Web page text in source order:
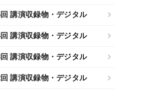
講演収録物・デジタル
講演収録物・デジタル
講演収録物・デジタル
講演収録物・デジタル